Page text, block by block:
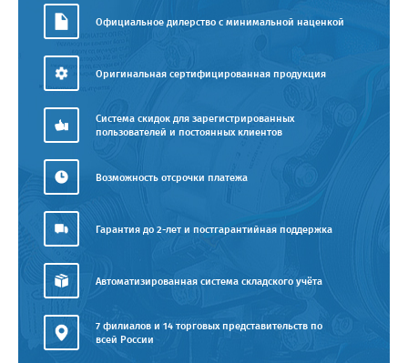
Официальное дилерство с минимальной наценкой
Оригинальная сертифицированная продукция
Система скидок для зарегистрированных
пользователей и постоянных клиентов
Возможность отсрочки платежа
Гарантия до 2-лет и постгарантийная поддержка
Автоматизированная система складского учёта
7 филиалов и 14 торговых представительств по
всей России